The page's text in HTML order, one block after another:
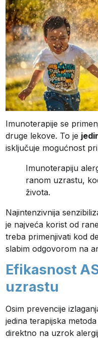
Imunoterapije se
druge lekove. To je
isključuje mogućnost
Imunoterapiju
ranom uzrastu,
života.
Najintenzivnija
je najveća korist od
treba primenjivati kod
slabim odgovorom na
Efikasnost
uzrastu
Osim prevencije
jedina terapijska
direktno na uzrok